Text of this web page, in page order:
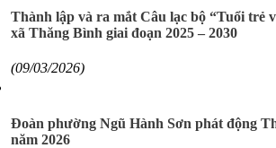
Thành lập và ra mắt Câu lạc bộ “Tuổi trẻ
xã Thăng Bình giai đoạn 2025 – 2030
(09/03/2026)
Đoàn phường Ngũ Hành Sơn phát động
năm 2026